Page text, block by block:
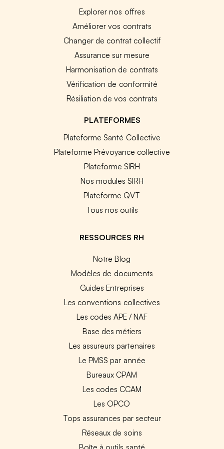
Explorer nos offres
Améliorer vos contrats
Changer de contrat collectif
Assurance sur mesure
Harmonisation de contrats
Vérification de conformité
Résiliation de vos contrats
PLATEFORMES
Plateforme Santé Collective
Plateforme Prévoyance collective
Plateforme SIRH
Nos modules SIRH
Plateforme QVT
Tous nos outils
RESSOURCES RH
Notre Blog
Modèles de documents
Guides Entreprises
Les conventions collectives
Les codes APE / NAF
Base des métiers
Les assureurs partenaires
Le PMSS par année
Bureaux CPAM
Les codes CCAM
Les OPCO
Tops assurances par secteur
Réseaux de soins
Boîte à outils santé